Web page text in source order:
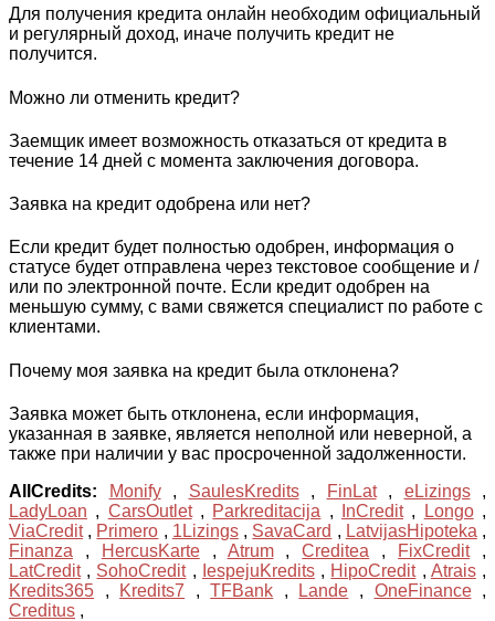
Для получения кредита онлайн необходим официальный
и регулярный доход, иначе получить кредит не
получится.
Можно ли отменить кредит?
Заемщик имеет возможность отказаться от кредита в
течение 14 дней с момента заключения договора.
Заявка на кредит одобрена или нет?
Если кредит будет полностью одобрен, информация о
статусе будет отправлена ​​​​через текстовое сообщение и /
или по электронной почте. Если кредит одобрен на
меньшую сумму, с вами свяжется специалист по работе с
клиентами.
Почему моя заявка на кредит была отклонена?
Заявка может быть отклонена, если информация,
указанная в заявке, является неполной или неверной, а
также при наличии у вас просроченной задолженности.
AllCredits:
Monify, SaulesKredits, FinLat, eLizings,
LadyLoan , CarsOutlet, Parkreditacija , InCredit, Longo,
ViaCredit, Primero , 1Lizings, SavaCard , LatvijasHipoteka ,
Finanza , HercusKarte, Atrum,Creditea , FixCredit,
LatCredit, SohoCredit, IespejuKredits, HipoCredit, Atrais,
Kredits365 , Kredits7 ,TFBank , Lande , OneFinance,
Creditus ,